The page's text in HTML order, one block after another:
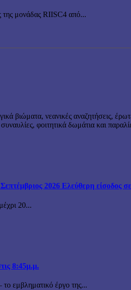
μονάδας RIISC4 από...
βιώματα, νεανικές αναζητήσεις,
φοιτητικά δωμάτια και
2026 Ελεύθερη είσοδος σε
20...
8:45μ.μ.
εμβληματικό έργο της...